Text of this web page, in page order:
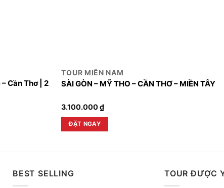
Cần Thơ | 2
TOUR MIỀN NAM
SÀI GÒN – MỸ THO – CẦN THƠ – MIỀN TÂY
3.100.000₫
ĐẶT NGAY
BEST SELLING TOUR ĐƯỢC